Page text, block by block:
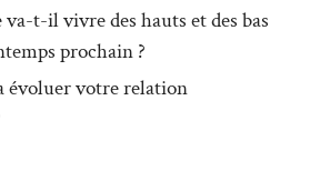
t-il vivre des hauts et des bas
prochain ?
évoluer votre relation